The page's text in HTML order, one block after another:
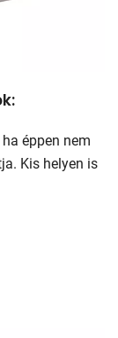
éppen nem
Kis helyen is